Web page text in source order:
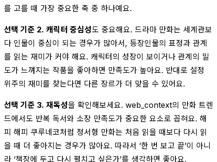
를 고를 때 가장 중요한 축 중 하나예요.
선택 기준 2. 캐릭터 중심성도 중요해요. 드라마 만화는 세계관보
다 인물이 중심이 되는 경우가 많아서, 등장인물의 표정과 관계
를 읽는 재미가 커야 해요. 캐릭터의 성장이 보이거나 관계의 밀
도가 느껴지는 작품을 좋아하면 만족도가 높아요. 반대로 설정
위주의 재미를 찾는다면 다른 장르가 더 맞을 수 있어요.
선택 기준 3. 재독성을 확인해보세요. web_context의 만화 트렌
드에서도 반복 독서와 소장 만족도가 중요한 요소로 꼽혀요. 해
피 해피 쿠루네코처럼 정서형 만화는 처음 읽을 때보다 다시 읽
을 때 더 좋아지는 경우가 많아요. 따라서 ‘한 번 보고 끝’이 아니
라 ‘책장에 두고 다시 펼치고 싶은가’를 생각하면 좋아요.